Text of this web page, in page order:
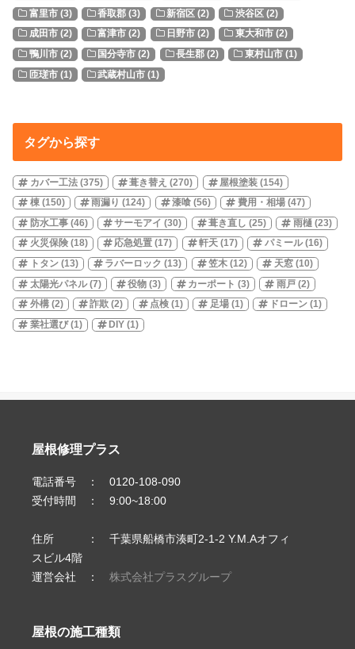
富里市(3) 香取郡 (3) 新宿区 (2) 渋谷区(2)
成田市(2) 富津市 (2) 日野市 (2) 東大和市(2)
鴨川市(2) 国分寺市 (2) 長生郡 (2) 東村山市(1)
匝瑳市(1) 武蔵村山市 (1)
タグから探す
カバー工法(375) 葺き替え (270) 屋根塗装 (154)
棟(150) 雨漏り (124) 漆喰 (56) 費用・相場(47)
防水工事(46) サーモアイ (30) 葺き直し (25) 雨樋(23)
火災保険(18) 応急処置 (17) 軒天 (17) パミール(16)
トタン(13) ラバーロック (13) 笠木 (12) 天窓(10)
太陽光パネル(7) 役物 (3) カーポート (3) 雨戸(2)
外構(2) 詐欺 (2) 点検 (1) 足場(1) ドローン (1)
業社選び(1) DIY (1)
屋根修理プラス
電話番号 ： 0120-108-090
受付時間 ： 9:00~18:00
住所 ： 千葉県船橋市湊町2-1-2 Y.M.Aオフィ
スビル4階
運営会社 ： 株式会社プラスグループ
屋根の施工種類